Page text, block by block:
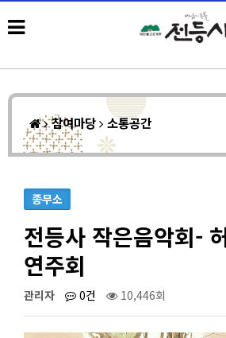
참여마당 소통공간
종무소
전등사 작은음악회-
연주회
관리자 0건 10,446회